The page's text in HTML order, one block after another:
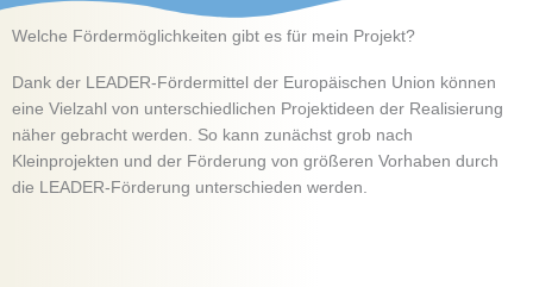
Welche Fördermöglichkeiten gibt es für mein Projekt?
Dank der LEADER-Fördermittel der Europäischen Union können
eine Vielzahl von unterschiedlichen Projektideen der Realisierung
näher gebracht werden. So kann zunächst grob nach
Kleinprojekten und der Förderung von größeren Vorhaben durch
die LEADER-Förderung unterschieden werden.